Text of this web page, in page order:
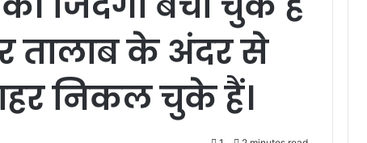
तालाब के अंदर से
निकल चुके हैं।